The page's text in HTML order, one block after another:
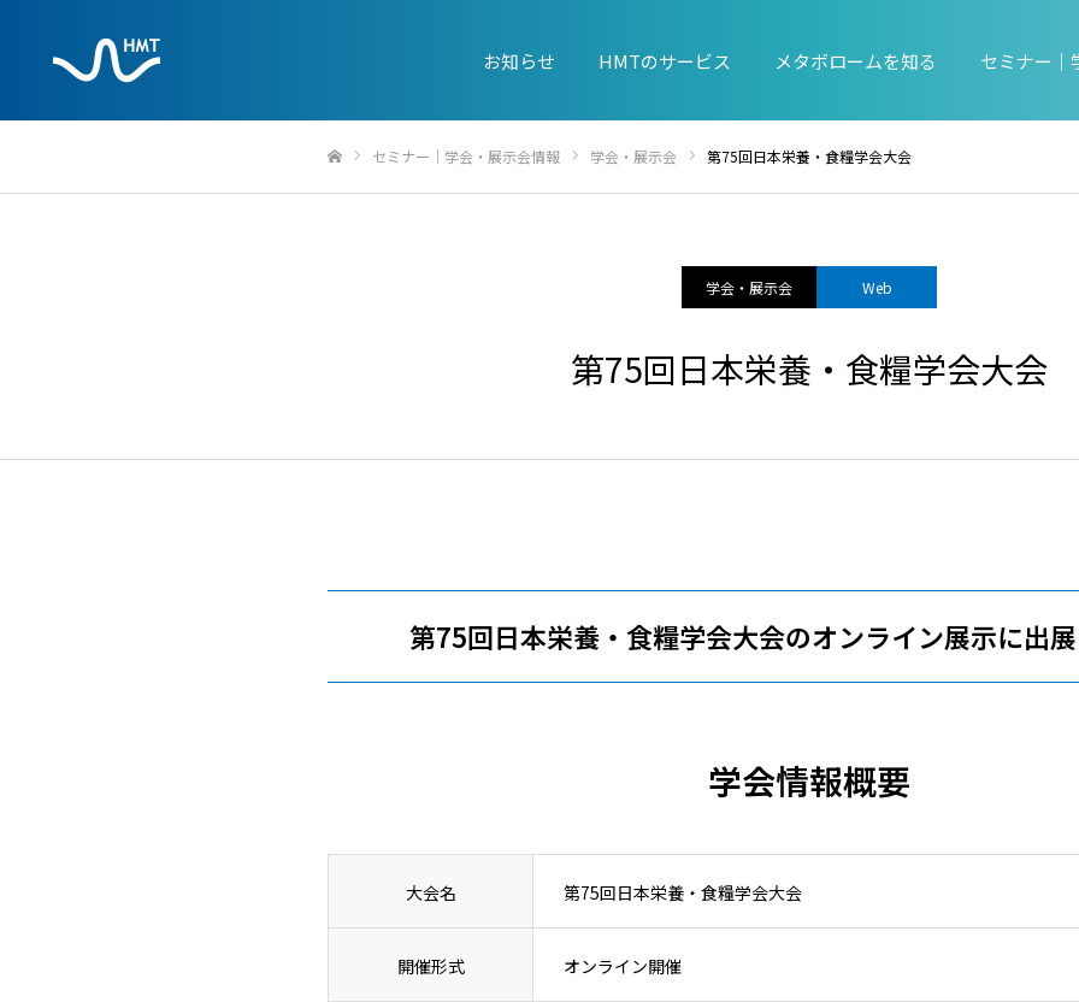
お知らせ HMTのサービス メタボロームを知る セミナー｜
セミナー｜学会・展示会情報 学会・展示会 第75回日本栄養・食糧学会大会
学会・展示会 Web
第75回日本栄養・食糧学会大会
第75回日本栄養・食糧学会大会のオンライン展示に出
学会情報概要
大会名 第75回日本栄養・食糧学会大会
開催形式 オンライン開催